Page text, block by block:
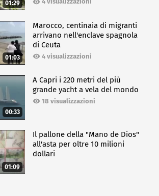
01:29
01:03
Marocco, centinaia di migranti
arrivano nell'enclave spagnola
di Ceuta
4 visualizzazioni
00:33
A Capri i 220 metri del più
grande yacht a vela del mondo
18 visualizzazioni
01:09
Il pallone della "Mano de Dios"
all'asta per oltre 10 milioni
dollari